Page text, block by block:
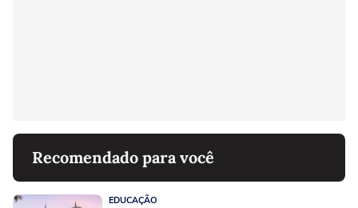
Recomendado para você
EDUCAÇÃO